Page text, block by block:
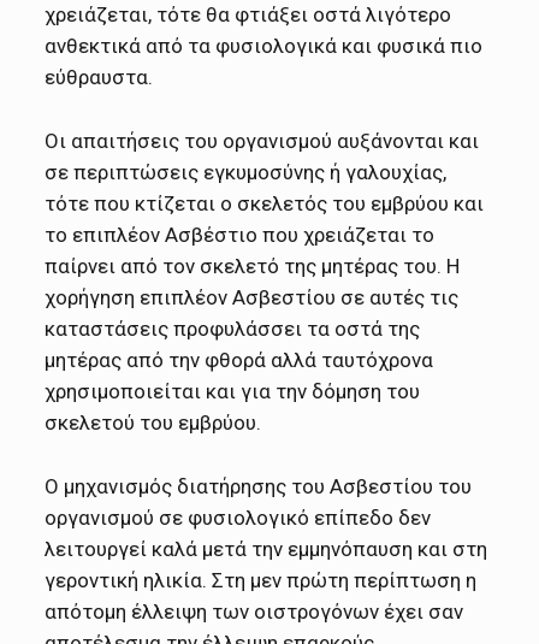
χρειάζεται, τότε θα φτιάξει οστά λιγότερο
ανθεκτικά από τα φυσιολογικά και φυσικά πιο
εύθραυστα.
Οι απαιτήσεις του οργανισμού αυξάνονται και
σε περιπτώσεις εγκυμοσύνης ή γαλουχίας,
τότε που κτίζεται ο σκελετός του εμβρύου και
το επιπλέον Ασβέστιο που χρειάζεται το
παίρνει από τον σκελετό της μητέρας του. Η
χορήγηση επιπλέον Ασβεστίου σε αυτές τις
καταστάσεις προφυλάσσει τα οστά της
μητέρας από την φθορά αλλά ταυτόχρονα
χρησιμοποιείται και για την δόμηση του
σκελετού του εμβρύου.
Ο μηχανισμός διατήρησης του Ασβεστίου του
οργανισμού σε φυσιολογικό επίπεδο δεν
λειτουργεί καλά μετά την εμμηνόπαυση και στη
γεροντική ηλικία. Στη μεν πρώτη περίπτωση η
απότομη έλλειψη των οιστρογόνων έχει σαν